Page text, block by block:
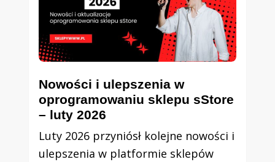
Nowości i ulepszenia w
oprogramowaniu sklepu sStore
– luty 2026
Luty 2026 przyniósł kolejne nowości i
ulepszenia w platformie sklepów